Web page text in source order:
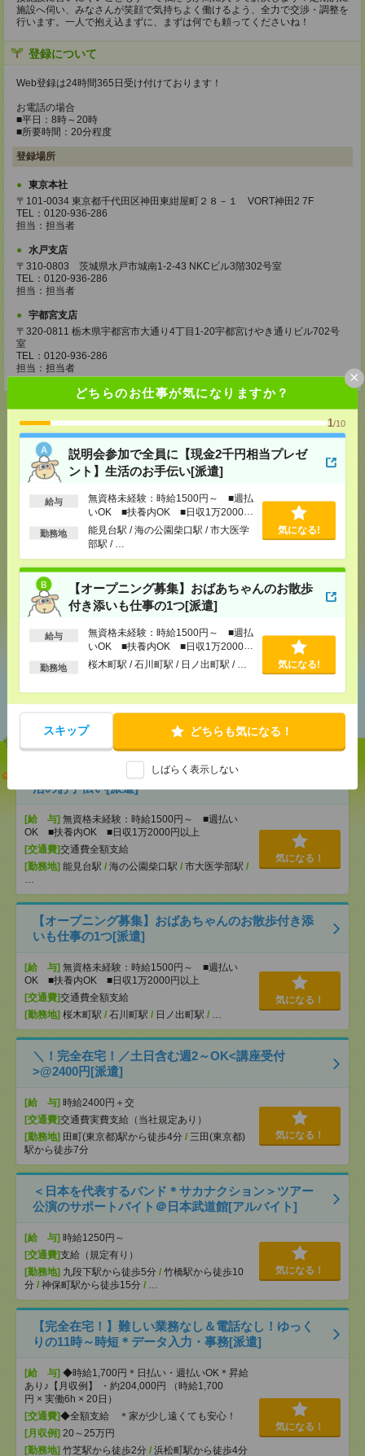
どちらのお仕事が気になりますか？
1/10
説明会参加で全員に【現金2千円相当プレゼ
ント】生活のお手伝い[派遣]
給与
無資格未経験：時給1500円～ ■週払
いOK ■扶養内OK ■日収1万2000円
以上
勤務地
能見台駅 / 海の公園柴口駅 / 市大医学
部駅 / …
気になる!
【オープニング募集】おばあちゃんのお散歩
付き添いも仕事の1つ[派遣]
給与
無資格未経験：時給1500円～ ■週払
いOK ■扶養内OK ■日収1万2000円
以上
勤務地 桜木町駅 / 石川町駅 / 日ノ出町駅 / … 気になる!
スキップ どちらも気になる！
しばらく表示しない
×
施設へ伺い、みなさんが笑顔で気持ちよく働けるよう、全力で交渉・調整を
行います。一人で抱え込まずに、まずは何でも頼ってくださいね！
登録について
Web登録は24時間365日受け付けております！
お電話の場合
■平日：8時～20時
■所要時間：20分程度
登録場所
東京本社
〒101-0034 東京都千代田区神田東紺屋町２８－１ VORT神田2 7F
TEL：0120-936-286
担当：担当者
水戸支店
〒310-0803 茨城県水戸市城南1-2-43 NKCビル3階302号室
TEL：0120-936-286
担当：担当者
宇都宮支店
〒320-0811 栃木県宇都宮市大通り4丁目1-20宇都宮けやき通りビル702号
室
TEL：0120-936-286
担当：担当者
応募ページへ
気になる！ 電話応募
メールで送る LINEで送る
おすすめ
説明会参加で全員に【現金2千円相当プレゼント】生
活のお手伝い[派遣]
[給 与] 無資格未経験：時給1500円～ ■週払い
OK ■扶養内OK ■日収1万2000円以上
[交通費]交通費全額支給
[勤務地] 能見台駅 / 海の公園柴口駅 / 市大医学部駅 /
…
気になる！
【オープニング募集】おばあちゃんのお散歩付き添
いも仕事の1つ[派遣]
[給 与] 無資格未経験：時給1500円～ ■週払い
OK ■扶養内OK ■日収1万2000円以上
[交通費]交通費全額支給
[勤務地] 桜木町駅 / 石川町駅 / 日ノ出町駅 / …
気になる！
＼！完全在宅！／土日含む週2～OK<講座受付
>@2400円[派遣]
[給 与] 時給2400円＋交
[交通費]交通費実費支給（当社規定あり）
[勤務地] 田町(東京都)駅から徒歩4分 / 三田(東京都)
駅から徒歩7分
気になる！
＜日本を代表するバンド＊サカナクション＞ツアー
公演のサポートバイト＠日本武道館[アルバイト]
[給 与] 時給1250円～
[交通費]支給（規定有り）
[勤務地] 九段下駅から徒歩5分 / 竹橋駅から徒歩10
分 / 神保町駅から徒歩15分 / …
気になる！
【完全在宅！】難しい業務なし＆電話なし！ゆっく
りの11時～時短＊データ入力・事務[派遣]
[給 与] ◆時給1,700円＊日払い・週払いOK＊昇給
あり♪【月収例】 ・約204,000円 （時給1,700
円 × 実働6h × 20日）
[交通費]◆全額支給 ＊家が少し遠くても安心！
[月収例] 20～25万円
[勤務地] 竹芝駅から徒歩2分 / 浜松町駅から徒歩4分
気になる！